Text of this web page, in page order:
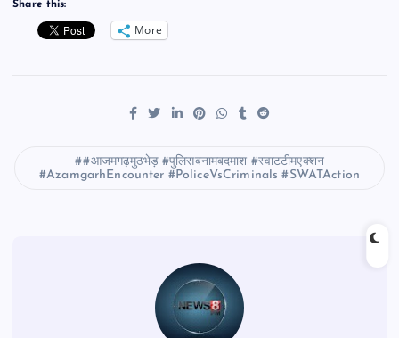
Share this:
More
#आजमगढ़मुठभेड़ #पुलिसबनामबदमाश #स्वाटटीमएक्शन
#AzamgarhEncounter #PoliceVsCriminals #SWATAction